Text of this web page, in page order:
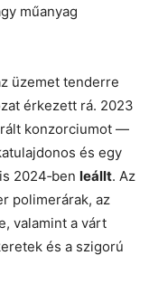
műanyag
üzemet tenderre
érkezett rá. 2023
konzorciumot —
és egy
2024‑ben leállt. Az
polimerárak, az
valamint a várt
és a szigorú
Mr wAIste Close